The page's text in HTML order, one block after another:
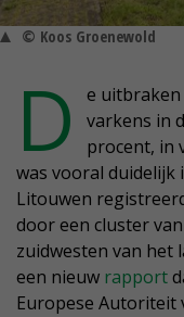
© Koos Groenewold
D
e uitbraken
varkens in
procent, in
was vooral duidelijk
Litouwen
door een cluster
zuidwesten van het
een nieuw rapport
Europese Autoriteit